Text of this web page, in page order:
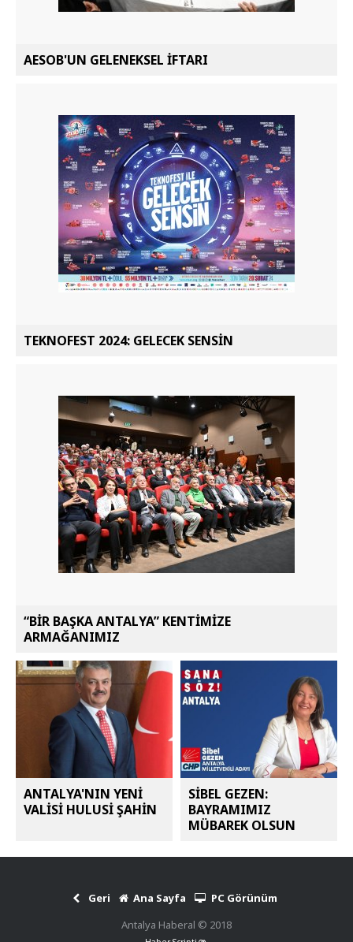
AESOB'UN GELENEKSEL İFTARI
TEKNOFEST 2024: GELECEK SENSİN
“BİR BAŞKA ANTALYA” KENTİMİZE
ARMAĞANIMIZ
ANTALYA'NIN YENİ
VALİSİ HULUSİ ŞAHİN
SİBEL GEZEN:
BAYRAMIMIZ
MÜBAREK OLSUN
Geri Ana Sayfa
PC Görünüm
Antalya Haberal © 2018